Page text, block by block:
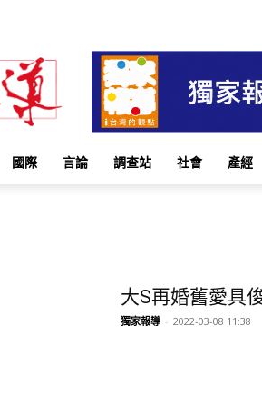
國際 言論 調查站 社會 產經
大S再婚舊愛具
獨家報導 - 2022-03-08 11:38